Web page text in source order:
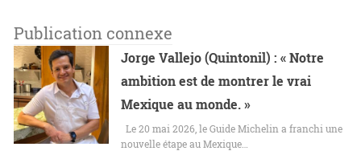
Publication connexe
Jorge Vallejo (Quintonil) : « Notre
ambition est de montrer le vrai
Mexique au monde. »
Le 20 mai 2026, le Guide Michelin a franchi une
nouvelle étape au Mexique…